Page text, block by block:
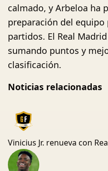
calmado, y Arbeloa ha
preparación del
partidos. El Real
sumando puntos y
clasificación.
Noticias relacionadas
Vinicius Jr. renueva con